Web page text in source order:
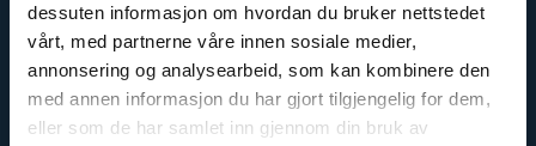
dessuten informasjon om hvordan du bruker nettstedet
vårt, med partnerne våre innen sosiale medier,
annonsering og analysearbeid, som kan kombinere den
med annen informasjon du har gjort tilgjengelig for dem,
eller som de har samlet inn gjennom din bruk av
Velkommen til Ventilasjonsfilter.no - din nettbutikk
for høykvalitets filter til hjem og næring. Vi har filter
tilFlexit,Villavent,Salda,Exventmed flere!
Vi er en fleksibel bedrift som har mulighet til egen
produksjon av filter, som gjør at vi kan hive oss